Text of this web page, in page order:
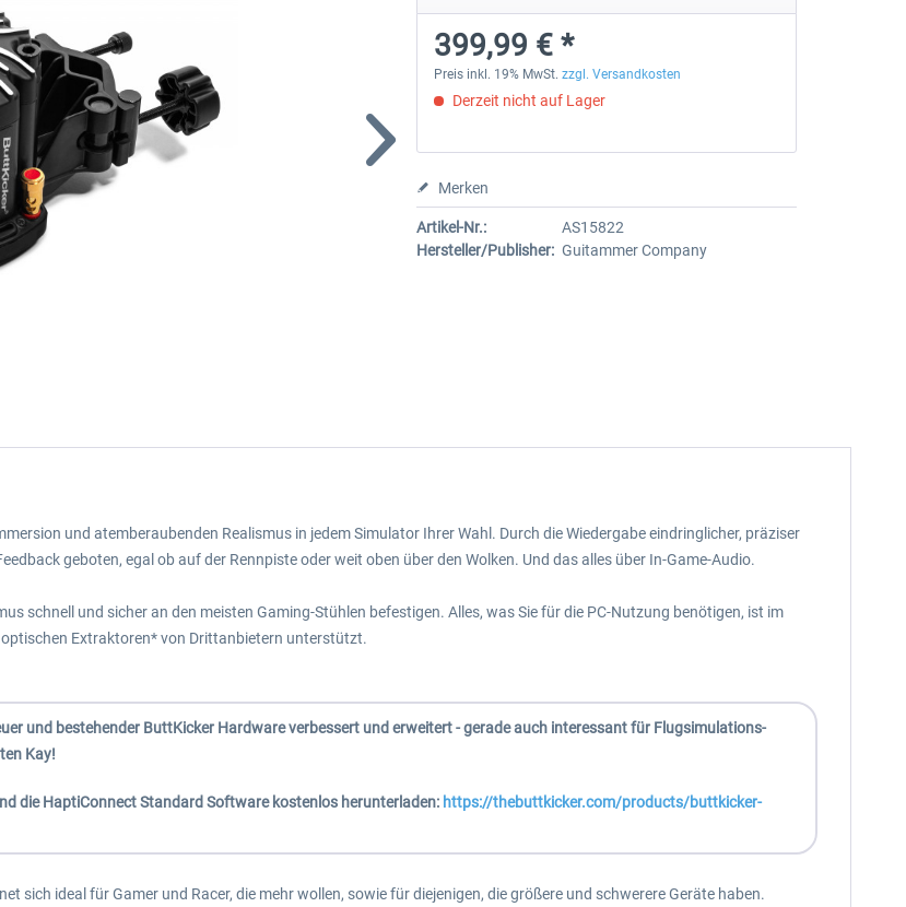
399,99 € *
Preis inkl. 19% MwSt. zzgl. Versandkosten
Derzeit nicht auf Lager
Merken
Artikel-Nr.:
AS15822
Hersteller/Publisher: Guitammer Company
und atemberaubenden Realismus in jedem Simulator Ihrer Wahl. Durch die Wiedergabe eindringlicher, präziser
geboten, egal ob auf der Rennpiste oder weit oben über den Wolken. Und das alles über In-Game-Audio.
schnell und sicher an den meisten Gaming-Stühlen befestigen. Alles, was Sie für die PC-Nutzung benötigen, ist im
Extraktoren* von Drittanbietern unterstützt.
und bestehender ButtKicker Hardware verbessert und erweitert - gerade auch interessant für Flugsimulations-
Kay!
die HaptiConnect Standard Software kostenlos herunterladen: https://thebuttkicker.com/products/buttkicker-
sich ideal für Gamer und Racer, die mehr wollen, sowie für diejenigen, die größere und schwerere Geräte haben.